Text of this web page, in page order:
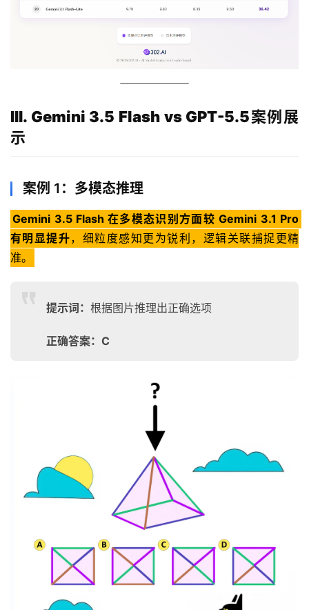
III. Gemini 3.5 Flash vs GPT-5.5案例展
示
案例 1：多模态推理
Gemini 3.5 Flash 在多模态识别方面较 Gemini 3.1 Pro
有明显提升，细粒度感知更为锐利，逻辑关联捕捉更精
准。
提示词： 根据图片推理出正确选项
正确答案：C